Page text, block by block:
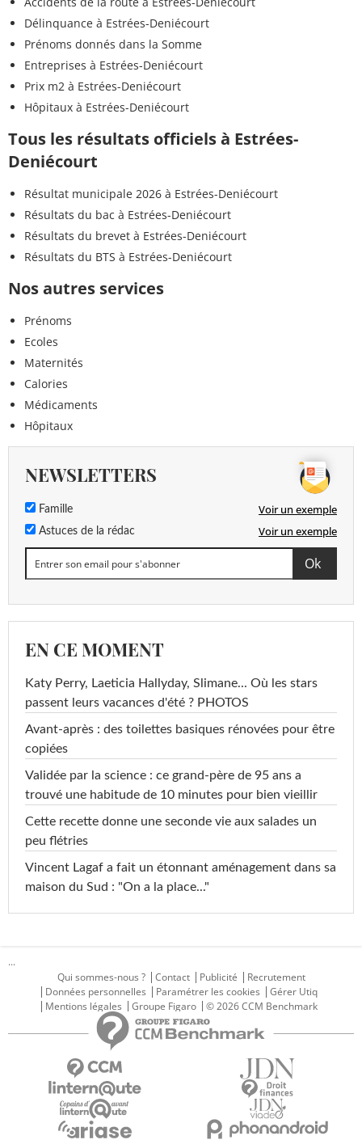
Délinquance à Estrées-Deniécourt
Prénoms donnés dans la Somme
Entreprises à Estrées-Deniécourt
Prix m2 à Estrées-Deniécourt
Hôpitaux à Estrées-Deniécourt
Tous les résultats officiels à Estrées-
Deniécourt
Résultat municipale 2026 à Estrées-Deniécourt
Résultats du bac à Estrées-Deniécourt
Résultats du brevet à Estrées-Deniécourt
Résultats du BTS à Estrées-Deniécourt
Nos autres services
Prénoms
Ecoles
Maternités
Calories
Médicaments
Hôpitaux
NEWSLETTERS
Famille Voir un exemple
Astuces de la rédac Voir un exemple
EN CE MOMENT
Katy Perry, Laeticia Hallyday, Slimane... Où les stars
passent leurs vacances d'été ? PHOTOS
Avant-après : des toilettes basiques rénovées pour être
copiées
Validée par la science : ce grand-père de 95 ans a
trouvé une habitude de 10 minutes pour bien vieillir
Cette recette donne une seconde vie aux salades un
peu flétries
Vincent Lagaf a fait un étonnant aménagement dans sa
maison du Sud : "On a la place..."
...
Qui sommes-nous ?
Contact Publicité
Recrutement
Données personnelles
Paramétrer les cookies
Gérer Utiq
Mentions légales
Groupe Figaro © 2026 CCM Benchmark